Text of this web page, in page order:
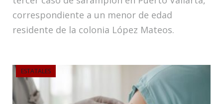
correspondiente a un menor de edad
residente de la colonia López Mateos.
ESTATALES